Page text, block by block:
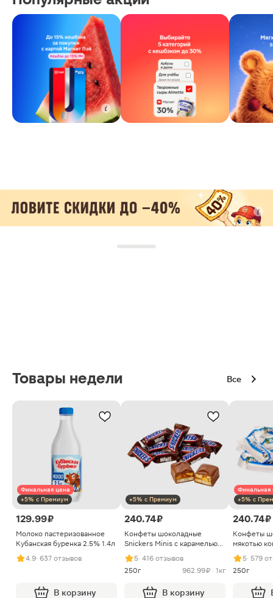
Товары недели Все
Финальная цена
+5% с Премиум
129.99 ₽
Молоко пастеризованное
Кубанская буренка 2.5% 1.4л
4.9· 637 отзывов
В корзину
+5% с Премиум
240.74 ₽
Конфеты шоколадные
Snickers Minis с карамелью
арахисом и нугой
5· 416 отзывов
250г
962.99 ₽ · 1кг
В корзину
Финальная
+5% с
240.74 ₽
Конфеты
мякотью
5· 579
250г